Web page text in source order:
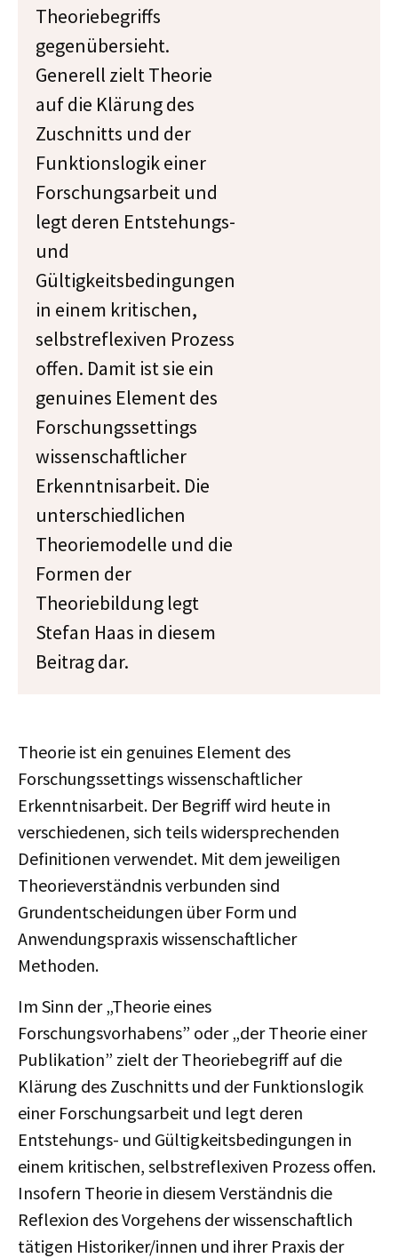
Theoriebegriffs
gegenübersieht.
Generell zielt Theorie
auf die Klärung des
Zuschnitts und der
Funktionslogik einer
Forschungsarbeit und
legt deren Entstehungs-
und
Gültigkeitsbedingungen
in einem kritischen,
selbstreflexiven Prozess
offen. Damit ist sie ein
genuines Element des
Forschungssettings
wissenschaftlicher
Erkenntnisarbeit. Die
unterschiedlichen
Theoriemodelle und die
Formen der
Theoriebildung legt
Stefan Haas in diesem
Beitrag dar.
Theorie ist ein genuines Element des
Forschungssettings wissenschaftlicher
Erkenntnisarbeit. Der Begriff wird heute in
verschiedenen, sich teils widersprechenden
Definitionen verwendet. Mit dem jeweiligen
Theorieverständnis verbunden sind
Grundentscheidungen über Form und
Anwendungspraxis wissenschaftlicher
Methoden.
Im Sinn der „Theorie eines
Forschungsvorhabens” oder „der Theorie einer
Publikation” zielt der Theoriebegriff auf die
Klärung des Zuschnitts und der Funktionslogik
einer Forschungsarbeit und legt deren
Entstehungs- und Gültigkeitsbedingungen in
einem kritischen, selbstreflexiven Prozess offen.
Insofern Theorie in diesem Verständnis die
Reflexion des Vorgehens der wissenschaftlich
tätigen Historiker/innen und ihrer Praxis der